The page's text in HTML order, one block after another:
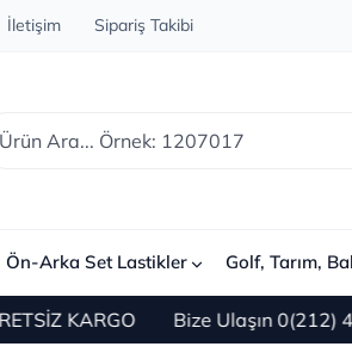
İletişim Sipariş Takibi
Ön-Arka Set Lastikler Golf, Tarım,
KARGO Bize Ulaşın 0(212) 450